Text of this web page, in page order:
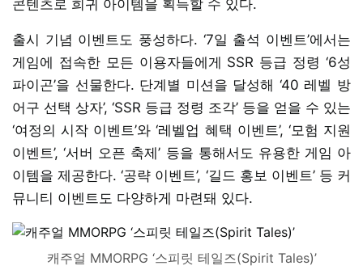
콘텐츠로 희귀 아이템을 획득할 수 있다.
출시 기념 이벤트도 풍성하다. ‘7일 출석 이벤트’에서는
게임에 접속한 모든 이용자들에게 SSR 등급 정령 ‘6성
파이곤’을 선물한다. 단계별 미션을 달성해 ‘40 레벨 방
어구 선택 상자’, ‘SSR 등급 정령 조각’ 등을 얻을 수 있는
‘여정의 시작 이벤트’와 ‘레벨업 혜택 이벤트’, ‘모험 지원
이벤트’, ‘서버 오픈 축제’ 등을 통해서도 유용한 게임 아
이템을 제공한다. ‘공략 이벤트’, ‘길드 홍보 이벤트’ 등 커
뮤니티 이벤트도 다양하게 마련돼 있다.
캐주얼 MMORPG ‘스피릿 테일즈(Spirit Tales)’